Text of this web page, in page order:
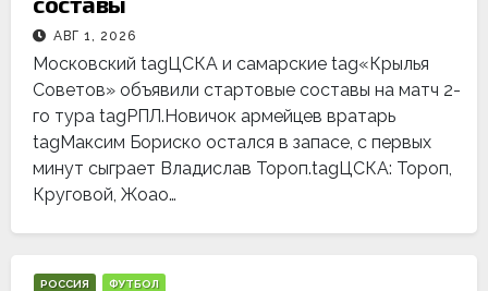
АВГ 1, 2026
Московский tagЦСКА и самарские tag«Крылья
Советов» объявили стартовые составы на матч 2-
го тура tagРПЛ.Новичок армейцев вратарь
tagМаксим Бориско остался в запасе, с первых
минут сыграет Владислав Тороп.tagЦСКА: Тороп,
Круговой, Жоао…
РОССИЯ ФУТБОЛ